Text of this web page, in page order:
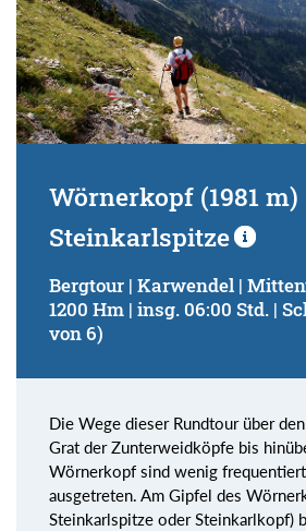
Wörnerkopf (1981 m)
Steinkarlspitze
Bergtour | Karwendel |
1200 Hm | insg. 06:00 Std. |
von 6)
Die Wege dieser Rundtour über
Grat der Zunterweidköpfe bis
Wörnerkopf sind wenig
ausgetreten. Am Gipfel des
Steinkarlspitze oder Steinkarlkopf)